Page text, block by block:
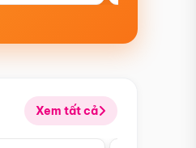
Xem tất cả
Điểm nổi bật